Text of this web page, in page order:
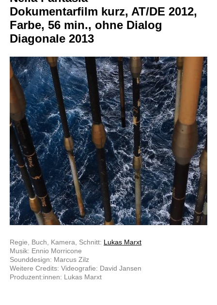
Dokumentarfilm kurz, AT/DE 2012,
Farbe, 56 min., ohne Dialog
Diagonale 2013
Regie, Buch, Kamera, Schnitt: Lukas Marxt
Musik: Ennio Morricone
Sounddesign: Marcus Zilz
Weitere Credits: Videografie: David Jansen
Produzent:innen: Lukas Marxt